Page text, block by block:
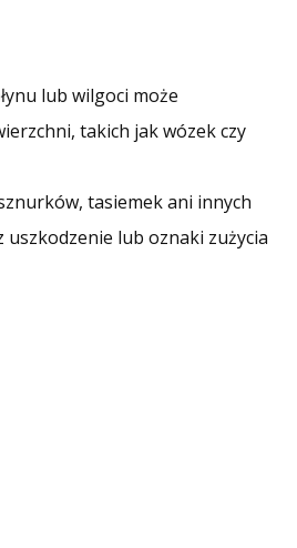
lub wilgoci może
takich jak wózek czy
tasiemek ani innych
uszkodzenie lub oznaki zużycia